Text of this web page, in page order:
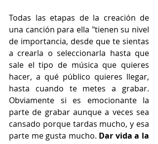
Todas las etapas de la creación de
una canción para ella "tienen su nivel
de importancia, desde que te sientas
a crearla o seleccionarla hasta que
sale el tipo de música que quieres
hacer, a qué público quieres llegar,
hasta cuando te metes a grabar.
Obviamente si es emocionante la
parte de grabar aunque a veces sea
cansado porque tardas mucho, y esa
parte me gusta mucho. Dar vida a la